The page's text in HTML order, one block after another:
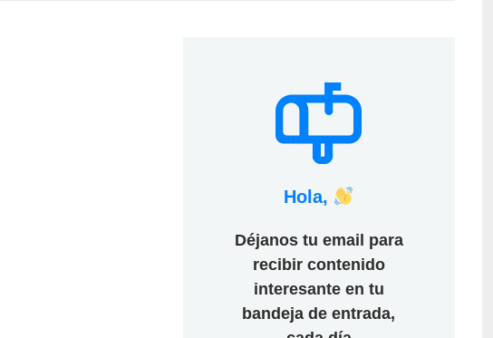
Hola,
Déjanos tu email para
recibir contenido
interesante en tu
bandeja de entrada,